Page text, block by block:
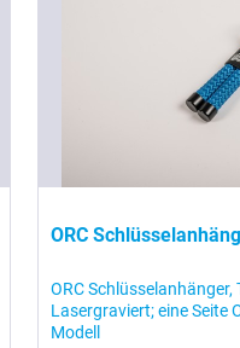
ORC
ORC
Lasergraviert; eine Seite
Modell